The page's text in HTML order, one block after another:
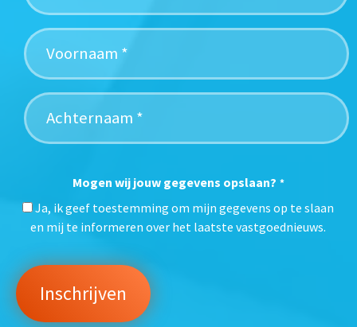
Mogen wij jouw gegevens opslaan? *
Ja, ik geef toestemming om mijn gegevens op te slaan
en mij te informeren over het laatste vastgoednieuws.